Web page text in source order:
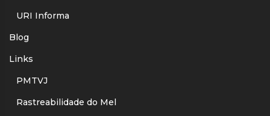
URI Informa
Blog
Links
PMTVJ
Rastreabilidade do Mel